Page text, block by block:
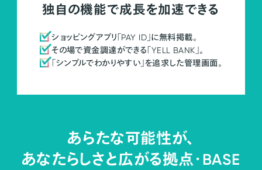
独自の機能で成長を加速できる
ショッピングアプリ「PAY ID」に無料掲載。
その場で資金調達ができる「YELL BANK」。
「シンプルでわかりやすい」を追求した管理画面。
あらたな可能性が、
あなたらしさと広がる拠点・BASE